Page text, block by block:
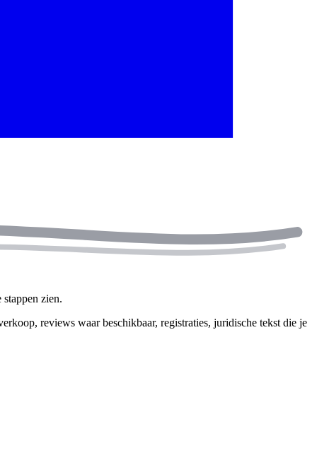
zien.
reviews waar beschikbaar, registraties, juridische tekst die je